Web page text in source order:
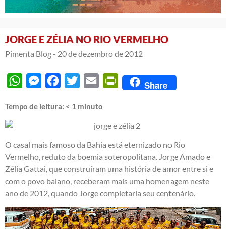
JORGE E ZÉLIA NO RIO VERMELHO
Pimenta Blog - 20 de dezembro de 2012
WhatsAppMessengerFacebook
Twitter Email PrintFriendly
Share
Tempo de leitura: < 1 minuto
O casal mais famoso da Bahia está eternizado no Rio
Vermelho, reduto da boemia soteropolitana. Jorge Amado e
Zélia Gattai, que construíram uma história de amor entre si e
com o povo baiano, receberam mais uma homenagem neste
ano de 2012, quando Jorge completaria seu centenário.